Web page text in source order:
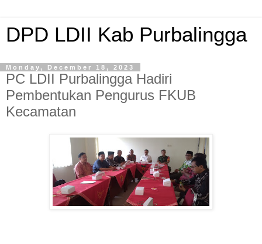
DPD LDII Kab Purbalingga
Monday, December 18, 2023
PC LDII Purbalingga Hadiri
Pembentukan Pengurus FKUB
Kecamatan